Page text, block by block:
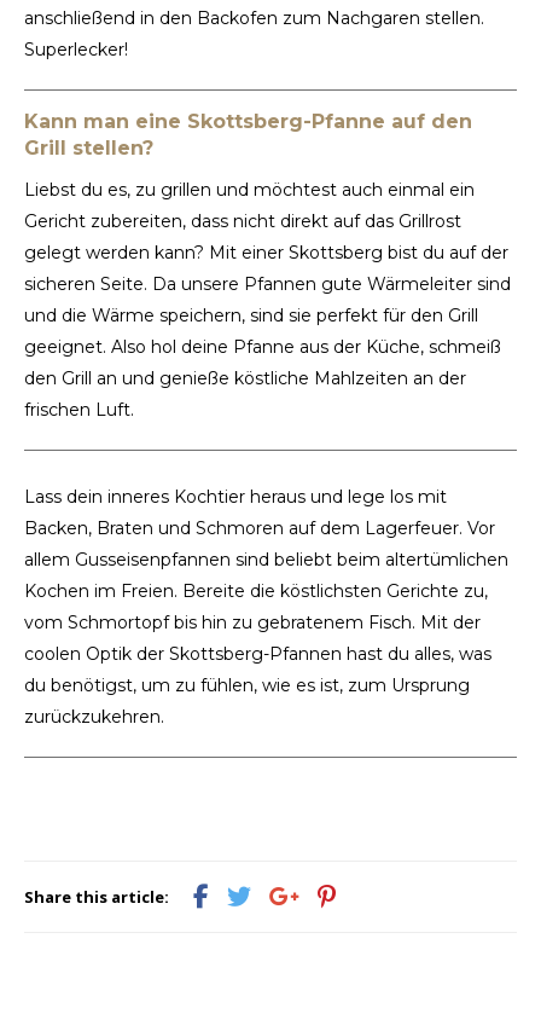
anschließend in den Backofen zum Nachgaren stellen.
Superlecker!
Kann man eine Skottsberg-Pfanne auf den
Grill stellen?
Liebst du es, zu grillen und möchtest auch einmal ein
Gericht zubereiten, dass nicht direkt auf das Grillrost
gelegt werden kann? Mit einer Skottsberg bist du auf der
sicheren Seite. Da unsere Pfannen gute Wärmeleiter sind
und die Wärme speichern, sind sie perfekt für den Grill
geeignet. Also hol deine Pfanne aus der Küche, schmeiß
den Grill an und genieße köstliche Mahlzeiten an der
frischen Luft.
Lass dein inneres Kochtier heraus und lege los mit
Backen, Braten und Schmoren auf dem Lagerfeuer. Vor
allem Gusseisenpfannen sind beliebt beim altertümlichen
Kochen im Freien. Bereite die köstlichsten Gerichte zu,
vom Schmortopf bis hin zu gebratenem Fisch. Mit der
coolen Optik der Skottsberg-Pfannen hast du alles, was
du benötigst, um zu fühlen, wie es ist, zum Ursprung
zurückzukehren.
Share this article: